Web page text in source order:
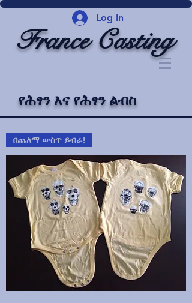
Log In
France Casting
የሕፃን እና የሕፃን ልብስ
በጨለማ ውስጥ ይብራ!